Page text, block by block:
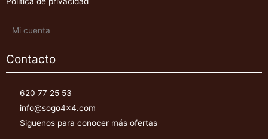
Mi cuenta
Contacto
620 77 25 53
info@sogo4x4.com
Siguenos para conocer más ofertas